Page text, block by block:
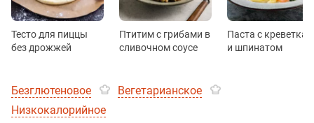
Тесто для пиццы
без дрожжей
Птитим с грибами в
сливочном соусе
Паста с
и шпинатом
Безглютеновое
Вегетарианское
Низкокалорийное